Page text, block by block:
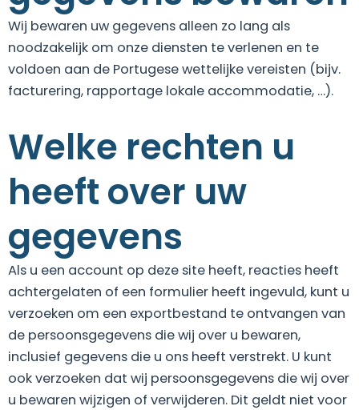
Wij bewaren uw gegevens alleen zo lang als
noodzakelijk om onze diensten te verlenen en te
voldoen aan de Portugese wettelijke vereisten (bijv.
facturering, rapportage lokale accommodatie, …).
Welke rechten u
heeft over uw
gegevens
Als u een account op deze site heeft, reacties heeft
achtergelaten of een formulier heeft ingevuld, kunt u
verzoeken om een exportbestand te ontvangen van
de persoonsgegevens die wij over u bewaren,
inclusief gegevens die u ons heeft verstrekt. U kunt
ook verzoeken dat wij persoonsgegevens die wij over
u bewaren wijzigen of verwijderen. Dit geldt niet voor